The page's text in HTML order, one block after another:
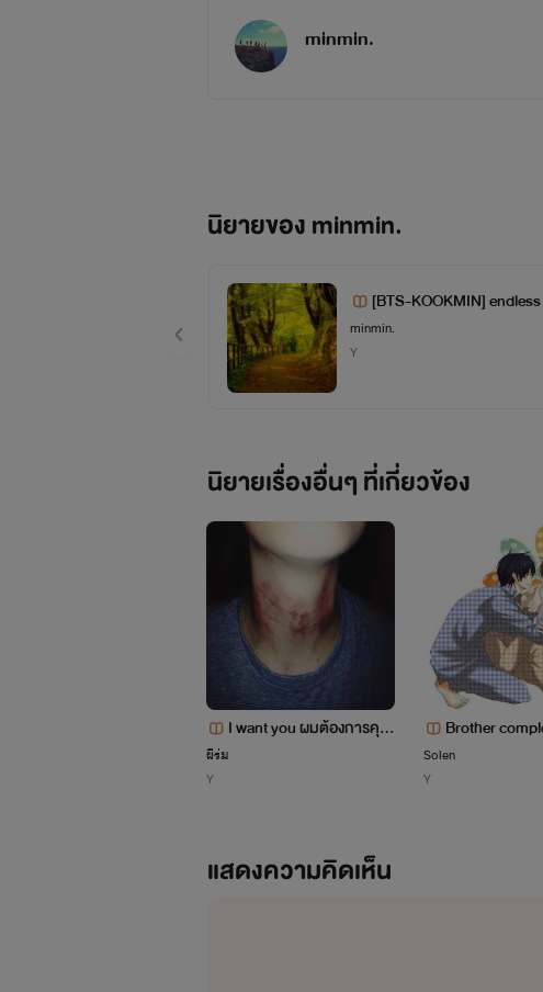
มินยุนกิ
ประสบการณ์ดนตรีจึงเกิดขึ้น อัมสเตอร์ดัม
คิมนัมจุนญาติผู้พี่ของ จอนจองกุก... เ
ดิ้นรนทุกหนทางเพื่อความอยู่รอด เพศสัมพั
ทวงคืนความทรงจำที่เบื้องลึกจิตใจเรียกร้อ
จองโฮซอกแรปเปอร์ระดับเทพที่ใช้สเต
สนิทของชูก้า แรปเปอร์หนุ่มเนื้อหอมที่กำลัง
minmin.
นิยายของ minmin.
[BTS-KOOKMIN]
minmin.
Y
นิยายเรื่องอื่นๆ ที่เกี่ยวข้อง
I want you ผมต้องการคุ
ผีร่ม
Y
Brother
8+)
Solen
Y
แสดงความคิดเห็น